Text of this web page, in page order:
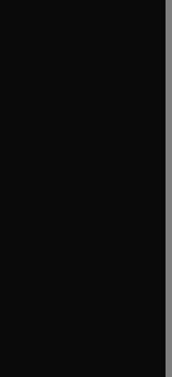
tab/window
window
tab/window
tab/window
in new tab/window
tab/window
tab/window
window
window
window